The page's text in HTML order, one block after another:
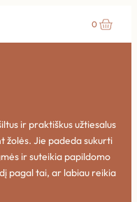
0
ir praktiškus užtiesalus
žolės. Jie padeda sukurti
ir suteikia papildomo
pagal tai, ar labiau reikia